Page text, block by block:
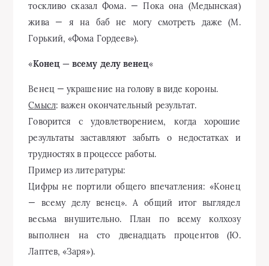
тоскливо сказал Фома. — Пока она (Медынская)
жива — я на баб не могу смотреть даже (М.
Горький, «Фома Гордеев»).
«Конец — всему делу венец«
Венец — украшение на голову в виде короны.
Смысл: важен окончательный результат.
Говорится с удовлетворением, когда хорошие
результаты заставляют забыть о недостатках и
трудностях в процессе работы.
Пример из литературы:
Цифры не портили общего впечатления: «Конец
— всему делу венец». А общий итог выглядел
весьма внушительно. План по всему колхозу
выполнен на сто двенадцать процентов (Ю.
Лаптев, «Заря»).